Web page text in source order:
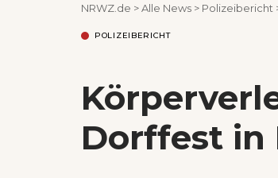
NRWZ.de >Alle News > Polizeibericht
POLIZEIBERICHT
Dorffest in